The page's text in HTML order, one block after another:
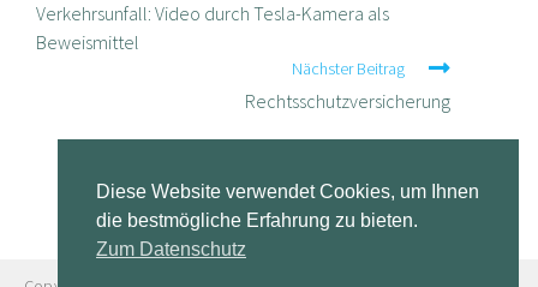
ansehen
Verkehrsunfall: Video durch Tesla-Kamera als
Beweismittel
Nächster Beitrag
Rechtsschutzversicherung
Diese Website verwendet Cookies, um Ihnen
die bestmögliche Erfahrung zu bieten.
Zum Datenschutz